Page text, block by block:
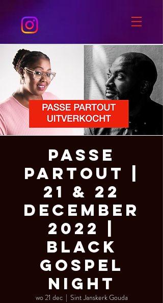
Passe
Partout |
21 & 22
december
2022 |
Black
Gospel
Night
wo 21 dec
  |
Sint Janskerk Gouda